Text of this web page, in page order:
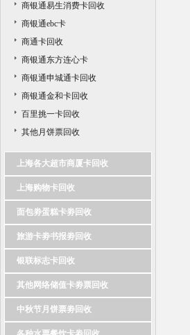
商银通易生消费卡回收
商银通ebc卡
商通卡回收
商银通东方连心卡
商银通申城通卡回收
商银通金和卡回收
百里挑一卡回收
其他月饼票回收
上海各大超市商厦卡回收
上海购物卡回收
面包劵蛋糕卡劵回收
旅游卡劵书报劵回收
银联标志卡回收
其他网络储值卡劵票回收
中秋节月饼票劵回收